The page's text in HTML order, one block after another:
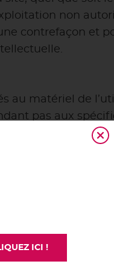
ICI !
non
contrefaçon et
au matériel de
pas aux
ne pourra
d’une chance)
dans
en demeure
aux
de mettre en
raciste,